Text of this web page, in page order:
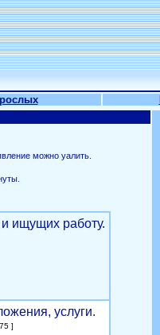
можно уалить.
ищущих работу.
услуги.
]